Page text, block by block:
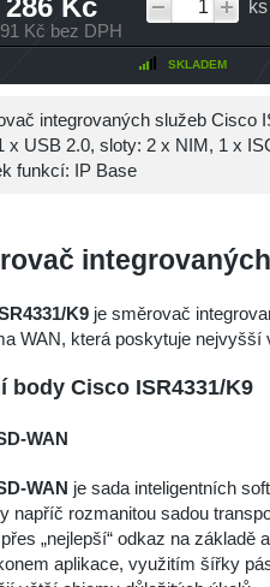
286 Kč
Kč bez DPH
ks
SKLADEM
integrovaných služeb Cisco
x USB 2.0, sloty: 2 x NIM, 1 x
funkcí: IP Base
K9 je směrovač
WAN, která poskytuje
body Cisco ISR4331/K9
WAN
WAN je sada inteligentních
napříč rozmanitou sadou
„nejlepší“ odkaz na
aplikace, využitím šířky